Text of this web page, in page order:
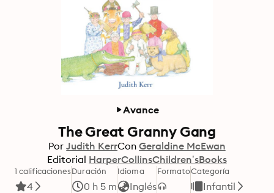
Avance
The Great Granny Gang
Por Judith KerrCon Geraldine McEwan
Editorial HarperCollinsChildren’sBooks
1 calificaciones
4
Duración
0 h 5 m
Idioma
Inglés
FormatoCategoría
Infantil